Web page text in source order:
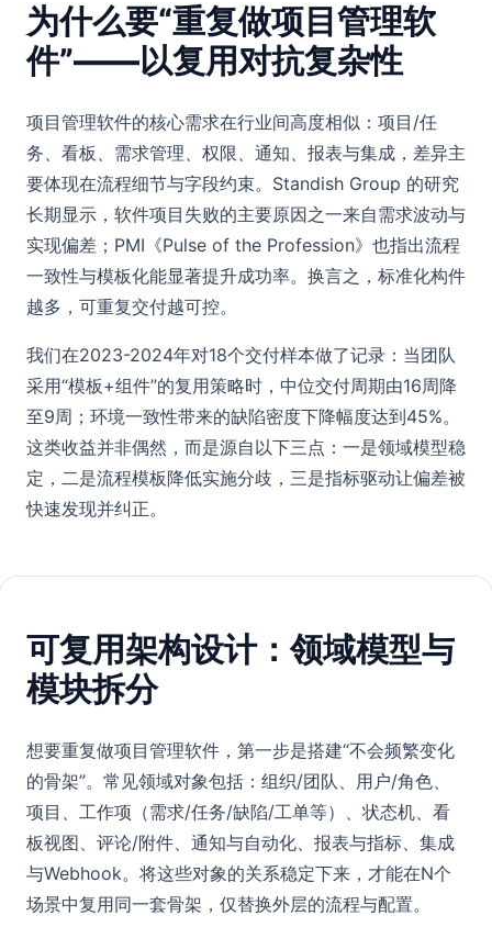
为什么要“重复做项目管理软
件”——以复用对抗复杂性
项目管理软件的核心需求在行业间高度相似：项目/任
务、看板、需求管理、权限、通知、报表与集成，差异主
要体现在流程细节与字段约束。Standish Group 的研究
长期显示，软件项目失败的主要原因之一来自需求波动与
实现偏差；PMI《Pulse of the Profession》也指出流程
一致性与模板化能显著提升成功率。换言之，标准化构件
越多，可重复交付越可控。
我们在2023-2024年对18个交付样本做了记录：当团队
采用“模板+组件”的复用策略时，中位交付周期由16周降
至9周；环境一致性带来的缺陷密度下降幅度达到45%。
这类收益并非偶然，而是源自以下三点：一是领域模型稳
定，二是流程模板降低实施分歧，三是指标驱动让偏差被
快速发现并纠正。
可复用架构设计：领域模型与
模块拆分
想要重复做项目管理软件，第一步是搭建“不会频繁变化
的骨架”。常见领域对象包括：组织/团队、用户/角色、
项目、工作项（需求/任务/缺陷/工单等）、状态机、看
板视图、评论/附件、通知与自动化、报表与指标、集成
与Webhook。将这些对象的关系稳定下来，才能在N个
场景中复用同一套骨架，仅替换外层的流程与配置。